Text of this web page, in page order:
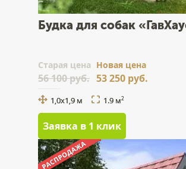
Будка для собак
Cтарая цена
56 100 руб.
Новая цена
53 250 руб.
1,0х1,9 м 1.9 м2
Заявка в 1 клик